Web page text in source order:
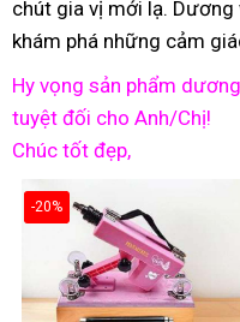
chút gia vị mới lạ.
khám phá những cảm
Hy vọng sản phẩm
tuyệt đối cho Anh/Chị!
Chúc tốt đẹp,
-20%